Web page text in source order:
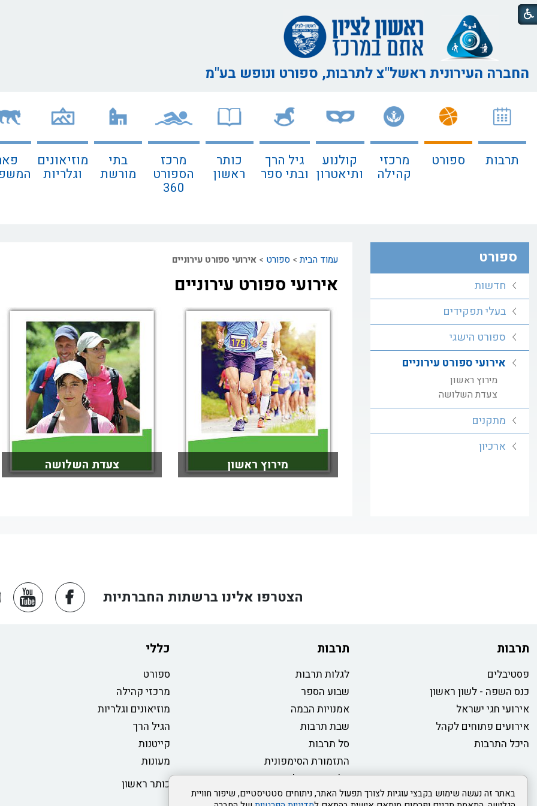
באתר זה נעשה שימוש בקבצי עוגיות לצורך תפעול האתר, ניתוחים סטטיסטיים, שיפור חוויית
החברה העירונית ראשל"צלתרבות, ספורט ונופש בע"מ
תרבות ספורט מרכזי
קהילה
קולנוע
ותיאטרון
גיל הרך
ובתי ספר
כותר
ראשון
מרכז
הספורט
360
בתי
מורשת
מוזיאונים
וגלריות
עמוד הבית >ספורט >אירועי ספורט עירוניים
אירועי ספורט עירוניים
מירוץ ראשון צעדת השלושה
ספורט
חדשות
בעלי תפקידים
ספורט הישגי
אירועי ספורט עירוניים
מירוץ ראשון
צעדת השלושה
מתקנים
ארכיון
הצטרפו אלינו ברשתות החברתיות
תרבות
פסטיבלים
כנס השפה - לשון ראשון
אירועי חגי ישראל
אירועים פתוחים לקהל
היכל התרבות
תרבות
לגלות תרבות
שבוע הספר
אמנויות הבמה
שבת תרבות
סל תרבות
התזמורת הסימפונית
טלוויזיה קהילתית
כללי
ספורט
מרכזי קהילה
מוזיאונים וגלריות
הגיל הרך
קייטנות
מעונות
כותר ראשון